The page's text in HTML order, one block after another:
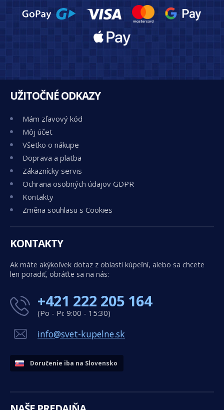
UŽITOČNÉ ODKAZY
Mám zľavový kód
Môj účet
Všetko o nákupe
Doprava a platba
Zákaznícky servis
Ochrana osobných údajov GDPR
Kontakty
Změna souhlasu s Cookies
KONTAKTY
Ak máte akýkoľvek dotaz z oblasti kúpeľní, alebo sa chcete
len poradiť, obráťte sa na nás:
+421 222 205 164
(Po - Pi: 9:00 - 15:30)
info@svet-kupelne.sk
Doručenie iba na Slovensko